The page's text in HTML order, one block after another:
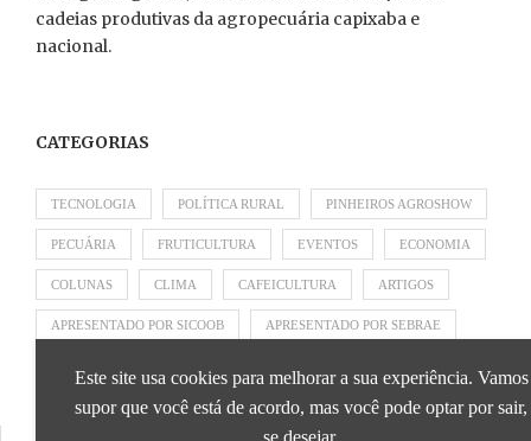
cadeias produtivas da agropecuária capixaba e
nacional.
CATEGORIAS
TECNOLOGIA POLÍTICA RURAL PINHEIROS AGROSHOW
PECUÁRIA FRUTICULTURA EVENTOS ECONOMIA
COLUNAS CLIMA CAFEICULTURA ARTIGOS
APRESENTADO POR SICOOB APRESENTADO POR SEBRAE
Este site usa cookies para melhorar a sua experiência. Vamos
supor que você está de acordo, mas você pode optar por sair,
se desejar.